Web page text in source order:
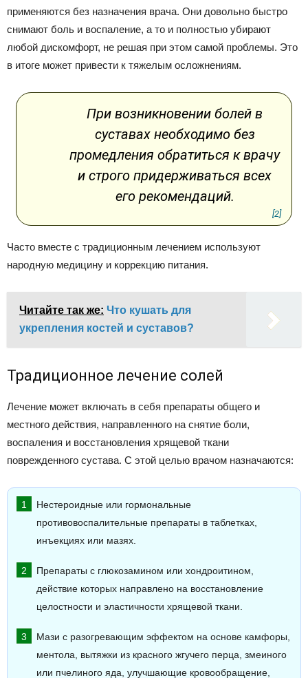
применяются без назначения врача. Они довольно быстро
снимают боль и воспаление, а то и полностью убирают
любой дискомфорт, не решая при этом самой проблемы. Это
в итоге может привести к тяжелым осложнениям.
При возникновении болей в
суставах необходимо без
промедления обратиться к врачу
и строго придерживаться всех
его рекомендаций.
[2]
Часто вместе с традиционным лечением используют
народную медицину и коррекцию питания.
Читайте так же: Что кушать для
укрепления костей и суставов?
Традиционное лечение солей
Лечение может включать в себя препараты общего и
местного действия, направленного на снятие боли,
воспаления и восстановления хрящевой ткани
поврежденного сустава. С этой целью врачом назначаются:
Нестероидные или гормональные
противовоспалительные препараты в таблетках,
инъекциях или мазях.
Препараты с глюкозамином или хондроитином,
действие которых направлено на восстановление
целостности и эластичности хрящевой ткани.
Мази с разогревающим эффектом на основе камфоры,
ментола, вытяжки из красного жгучего перца, змеиного
или пчелиного яда, улучшающие кровообращение,